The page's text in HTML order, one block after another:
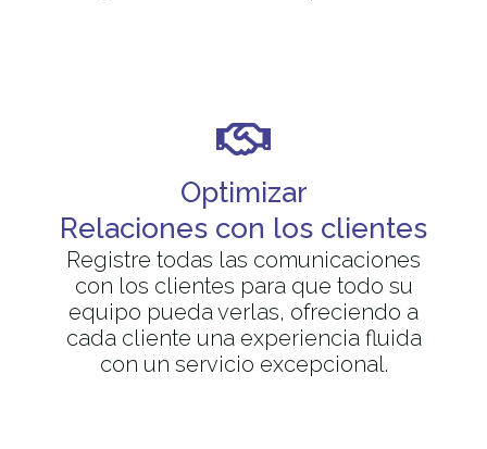
Optimizar
Relaciones con los clientes
Registre todas las comunicaciones
con los clientes para que todo su
equipo pueda verlas, ofreciendo a
cada cliente una experiencia fluida
con un servicio excepcional.